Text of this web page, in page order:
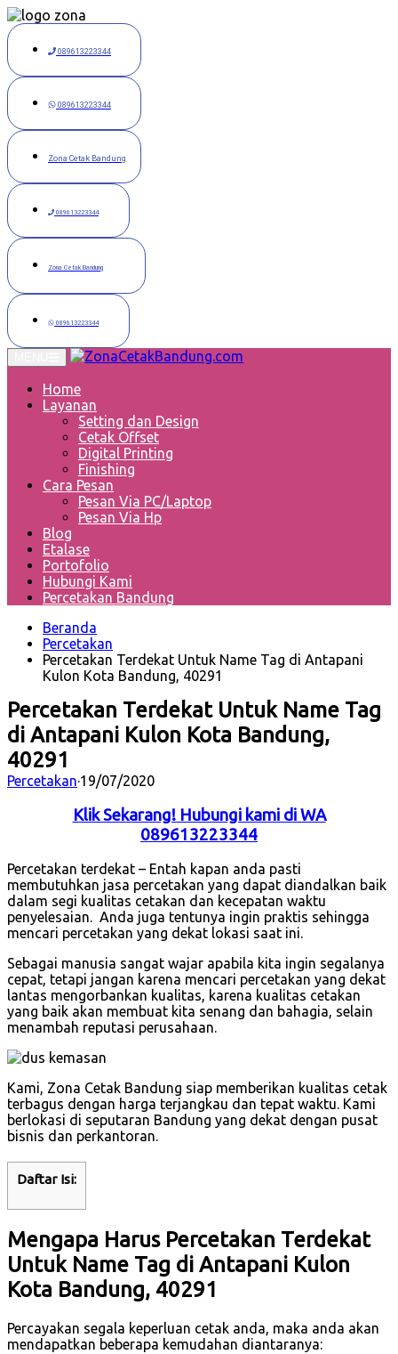
Langsung
ke
konten
089613223344
089613223344
Zona Cetak Bandung
089613223344
Zona Cetak Bandung
089613223344
Home
Layanan
Setting dan Design
Cetak Offset
Digital Printing
Finishing
Cara Pesan
Pesan Via PC/Laptop
Pesan Via Hp
Blog
Etalase
Portofolio
Hubungi Kami
Percetakan Bandung
Beranda
Percetakan
Percetakan Terdekat Untuk Name Tag di Antapani
Kulon Kota Bandung, 40291
Percetakan Terdekat Untuk Name Tag
di Antapani Kulon Kota Bandung,
40291
Percetakan·19/07/2020
Klik Sekarang! Hubungi kami di WA
089613223344
Percetakan terdekat – Entah kapan anda pasti
membutuhkan jasa percetakan yang dapat diandalkan baik
dalam segi kualitas cetakan dan kecepatan waktu
penyelesaian. Anda juga tentunya ingin praktis sehingga
mencari percetakan yang dekat lokasi saat ini.
Sebagai manusia sangat wajar apabila kita ingin segalanya
cepat, tetapi jangan karena mencari percetakan yang dekat
lantas mengorbankan kualitas, karena kualitas cetakan
yang baik akan membuat kita senang dan bahagia, selain
menambah reputasi perusahaan.
Kami, Zona Cetak Bandung siap memberikan kualitas cetak
terbagus dengan harga terjangkau dan tepat waktu. Kami
berlokasi di seputaran Bandung yang dekat dengan pusat
bisnis dan perkantoran.
Daftar Isi:
Mengapa Harus Percetakan Terdekat
Untuk Name Tag di Antapani Kulon
Kota Bandung, 40291
Percayakan segala keperluan cetak anda, maka anda akan
mendapatkan beberapa kemudahan diantaranya: